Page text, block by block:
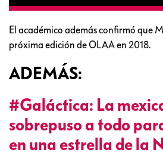
El académico además confirmó que
próxima edición de OLAA en 2018.
ADEMÁS:
#Galáctica: La
sobrepuso a todo
en una estrella de la